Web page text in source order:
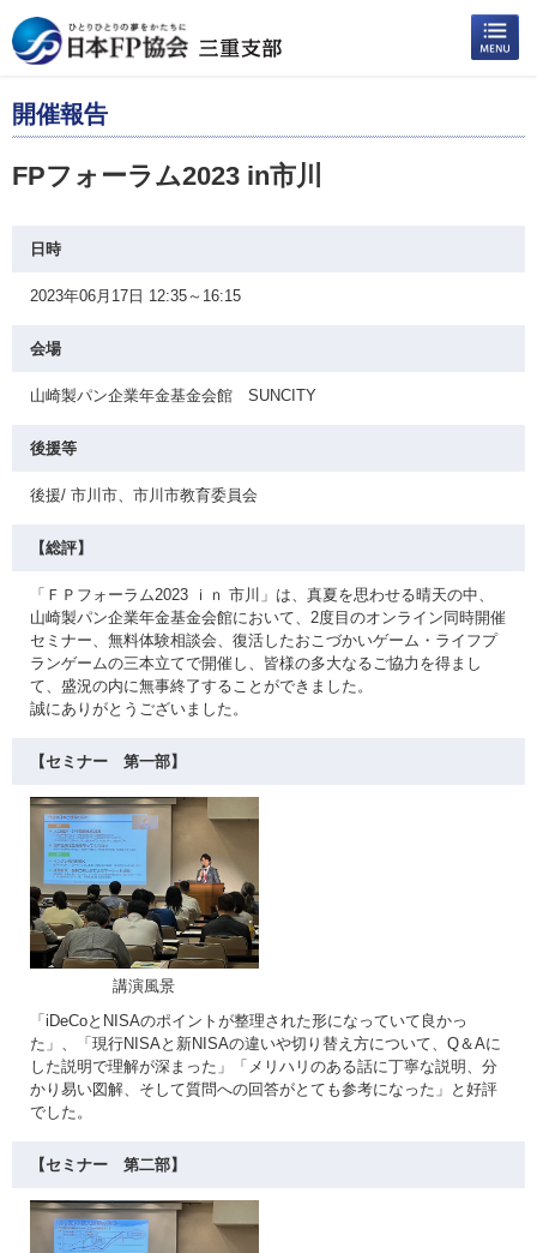
開催報告
FPフォーラム2023 in市川
日時
2023年06月17日 12:35～16:15
会場
山崎製パン企業年金基金会館 SUNCITY
後援等
後援/ 市川市、市川市教育委員会
【総評】
「ＦＰフォーラム2023 ｉｎ 市川」は、真夏を思わせる晴天の中、
山崎製パン企業年金基金会館において、2度目のオンライン同時開催
セミナー、無料体験相談会、復活したおこづかいゲーム・ライフプ
ランゲームの三本立てで開催し、皆様の多大なるご協力を得まし
て、盛況の内に無事終了することができました。
誠にありがとうございました。
【セミナー 第一部】
講演風景
「iDeCoとNISAのポイントが整理された形になっていて良かっ
た」、「現行NISAと新NISAの違いや切り替え方について、Q＆Aに
した説明で理解が深まった」「メリハリのある話に丁寧な説明、分
かり易い図解、そして質問への回答がとても参考になった」と好評
でした。
【セミナー 第二部】